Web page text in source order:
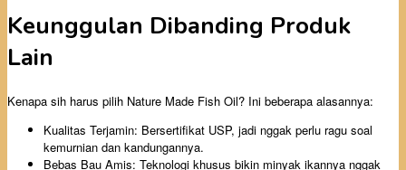
Keunggulan Dibanding Produk
Lain
Kenapa sih harus pilih Nature Made Fish Oil? Ini beberapa alasannya:
Kualitas Terjamin: Bersertifikat USP, jadi nggak perlu ragu soal
kemurnian dan kandungannya.
Bebas Bau Amis: Teknologi khusus bikin minyak ikannya nggak